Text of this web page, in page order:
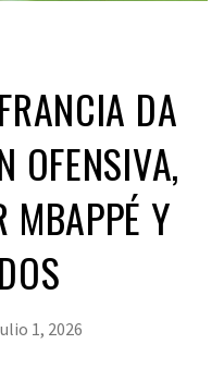
DA
OFENSIVA,
MBAPPÉ Y
1, 2026